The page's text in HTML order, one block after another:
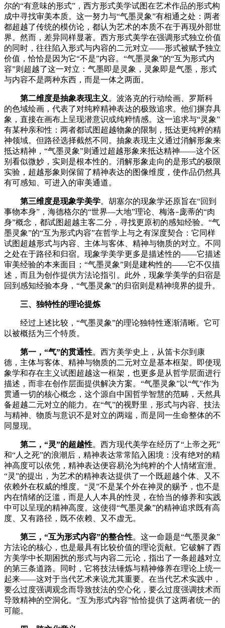
尔的“有意味的形式”，西方形式美学试图在艺术作品的形式构
成中寻找审美本质。这一努力与“气墨灵象”有相通之处：两者
都超越了传统的模仿论，都认为艺术的本质不在于再现外部世
界。然而，差异同样显著。西方形式美学在强调形式独立价值
的同时，往往陷入形式与内容的二元对立——形式被赋予独立
价值，恰恰是因为它“不是”内容。“气墨灵象”的“互为形式内
容”则超越了这一对立：气墨即是灵象，灵象即是气墨，形式
与内容不是两种东西，而是一体之两面。
第二维度是抽象表现主义 。波洛克的行动绘画、罗斯科
的色域绘画，代表了对纯粹精神表达的极致追求。他们摒弃具
象，直接在画布上呈现潜意识或纯粹情感。这一追求与“灵象”
有某种亲和性：两者都试图超越物象的限制，抵达更纯粹的精
神领域。但路径选择截然不同。抽象表现主义通过消解形象来
抵达精神，“气墨灵象”则通过超越形象来抵达精神——这个区
别看似微妙，实则是根本性的。消解形象走向的是形式的极限
实验，超越形象则保留了精神表达的图像维度，使作品仍然具
有可感知、可进入的审美通道。
第三维度是现象学美学。胡塞尔的现象学还原旨在“回到
事物本身”，海德格尔的“世界—大地”理论、梅洛–庞蒂的“肉
身”概念，都试图超越主客二分，寻找更原初的感知经验。“气
墨灵象”的“互为形式内容”在哲学上与之有深度契合：它同样
试图超越形式与内容、主体与客体、精神与物质的对立。不同
之处在于路径和归宿。现象学美学更多是描述性的——它描述
审美经验的本来面目；“气墨灵象”则是建构性的——它不仅描
述，而且为创作提供方法论指引。此外，现象学美学的归宿是
回到感知经验本身，“气墨灵象”的归宿则是精神境界的提升。
三、独特性的理论提炼
经过上述比较， “气墨灵象”的理论独特性逐渐清晰。它可
以被概括为三个特质。
第一，“气”的贯通性。西方美学史上，从笛卡尔到康
德，主体与客体、精神与物质的二元对立是基本框架。即使现
象学和存在主义试图超越这一框架，也更多是从哲学层面进行
描述，而非在创作层面提供解决方案。 “气墨灵象”以“气”作为
贯通一切的核心概念，这个源自中国哲学智慧的范畴，天然具
备超越二元对立的能力。在“气”的视野里，形式与内容、技法
与精神、物质与意识不是对立的两端，而是同一生命整体的不
同显现。
第二，“灵”的超越性。西方现代美学在经历了“上帝之死”
和“人之死”的浪潮后，精神表达常常陷入困境：没有绝对的精
神高度可以依凭，精神表达便容易沦为纯粹的个人情绪宣泄。
“灵”的提出，为艺术的精神表达提供了一个既超越个体、又不
依赖外在权威的维度。“灵”不是某个外在神灵的赐予，也不是
内在情绪的泛滥，而是人人本具的性灵，在恰当的修养和实践
中可以呈现的精神高度。这使得“气墨灵象”的精神追求既有高
度、又有路径，既不依赖、又不虚无。
第三，“互为形式内容”的整合性。这一命题是“气墨灵象”
方法论的核心，也是最具有比较价值的理论贡献。它破解了西
方美学中长期困扰的形式与内容二元论，指出了一条超越对立
的第三条道路。同时，它将技法锤炼与精神修养在理论上统一
起来——这对于当代艺术来说尤其重要。在当代艺术实践中，
要么过度强调观念而导致技法的空心化，要么过度强调技术而
导致精神的空洞化。“互为形式内容”恰恰提供了这两者统一的
可能。